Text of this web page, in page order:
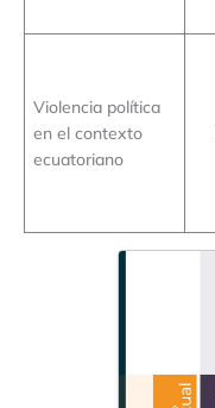
Violencia política
en el contexto
ecuatoriano